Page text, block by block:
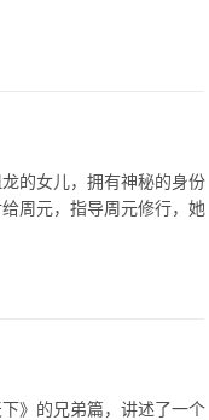
的女儿，拥有神秘的身份
周元，指导周元修行，她
》的兄弟篇，讲述了一个